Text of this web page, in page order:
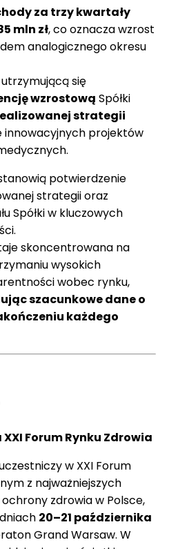
za trzy kwartały
mln zł, co oznacza wzrost
analogicznego okresu
się
wzrostową Spółki
strategii
innowacyjnych projektów
potwierdzenie
strategii oraz
Spółki w kluczowych
skoncentrowana na
wysokich
wobec rynku,
szacunkowe dane o
każdego
Forum Rynku Zdrowia
w XXI Forum
z najważniejszych
zdrowia w Polsce,
20–21 października
Grand Warsaw. W